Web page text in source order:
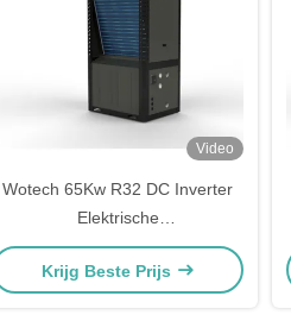
Video
Wotech 65Kw R32 DC Inverter
Elektrische
zwembadwarmtepomp 18m3/h-
24m3/h Waterstroom
Krijg Beste Prijs